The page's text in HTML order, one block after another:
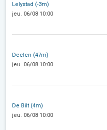
Lelystad (-3m)
jeu. 06/08 10:00
Deelen (47m)
jeu. 06/08 10:00
De Bilt (4m)
jeu. 06/08 10:00